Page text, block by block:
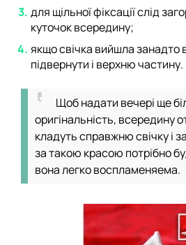
для щільної фіксації слід
куточок всередину;
якщо свічка вийшла
підвернути і верхню частину.
Щоб надати вечері ще
оригінальність, всередину
кладуть справжню свічку і
за такою красою потрібно
вона легко воспламеняема.